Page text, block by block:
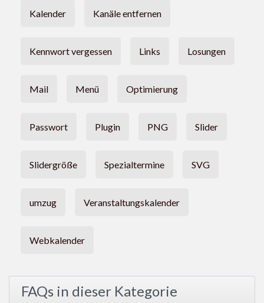
Kalender Kanäle entfernen
Kennwort vergessen Links Losungen
Mail Menü Optimierung
Passwort Plugin PNG Slider
Slidergröße Spezialtermine SVG
umzug Veranstaltungskalender
Webkalender
FAQs in dieser Kategorie